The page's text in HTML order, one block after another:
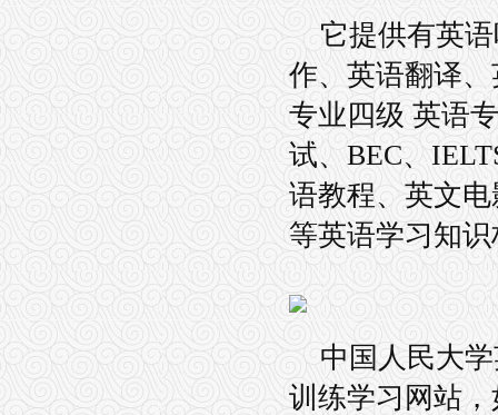
它提供有英
作、英语翻译
专业四级 英语
试、BEC、
语教程、英文
等英语学习知
中国人民大
训练学习网站